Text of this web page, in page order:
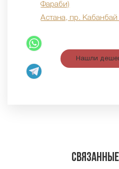
Фараби)
Астана, пр.
Нашли